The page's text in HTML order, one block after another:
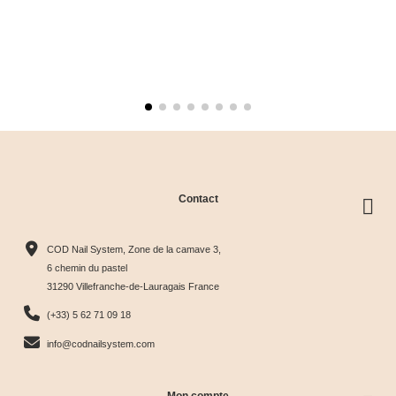
Contact
COD Nail System, Zone de la camave 3,
6 chemin du pastel
31290 Villefranche-de-Lauragais France
(+33) 5 62 71 09 18
info@codnailsystem.com